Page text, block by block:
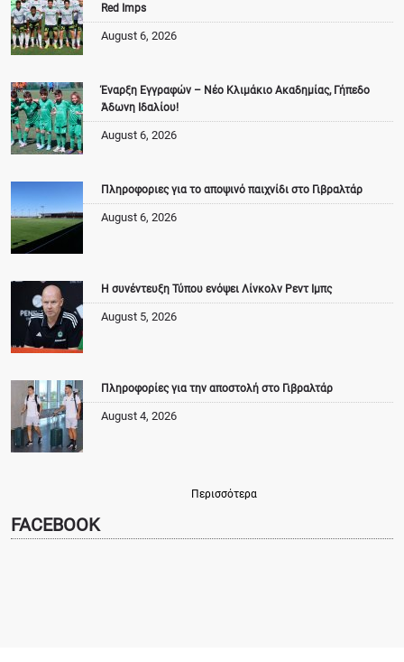
Red Imps
August 6, 2026
Έναρξη Εγγραφών – Νέο Κλιμάκιο Ακαδημίας, Γήπεδο
Άδωνη Ιδαλίου!
August 6, 2026
Πληροφοριες για το αποψινό παιχνίδι στο Γιβραλτάρ
August 6, 2026
Η συνέντευξη Τύπου ενόψει Λίνκολν Ρεντ Ιμπς
August 5, 2026
Πληροφορίες για την αποστολή στο Γιβραλτάρ
August 4, 2026
Περισσότερα
FACEBOOK